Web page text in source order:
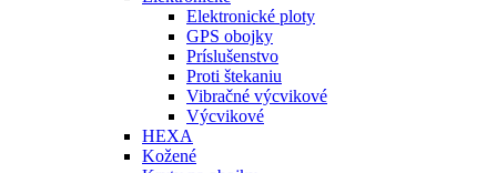
Elektronické ploty
GPS obojky
Príslušenstvo
Proti štekaniu
Vibračné výcvikové
Výcvikové
HEXA
Kožené